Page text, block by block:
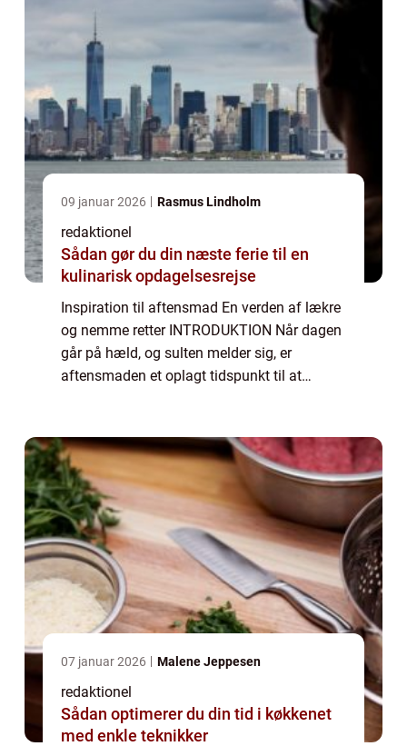
09 januar 2026 Rasmus Lindholm
redaktionel
Sådan gør du din næste ferie til en
kulinarisk opdagelsesrejse
Inspiration til aftensmad En verden af lækre
og nemme retter INTRODUKTION Når dagen
går på hæld, og sulten melder sig, er
aftensmaden et oplagt tidspunkt til at
artikel vi...
07 januar 2026 Malene Jeppesen
redaktionel
Sådan optimerer du din tid i køkkenet
med enkle teknikker